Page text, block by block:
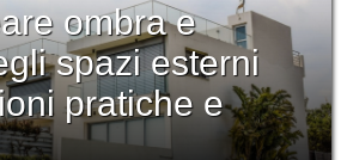
ombra e
spazi esterni
pratiche e